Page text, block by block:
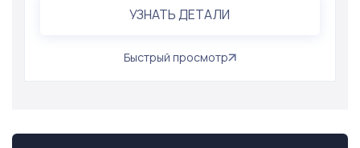
УЗНАТЬ ДЕТАЛИ
Быстрый просмотр